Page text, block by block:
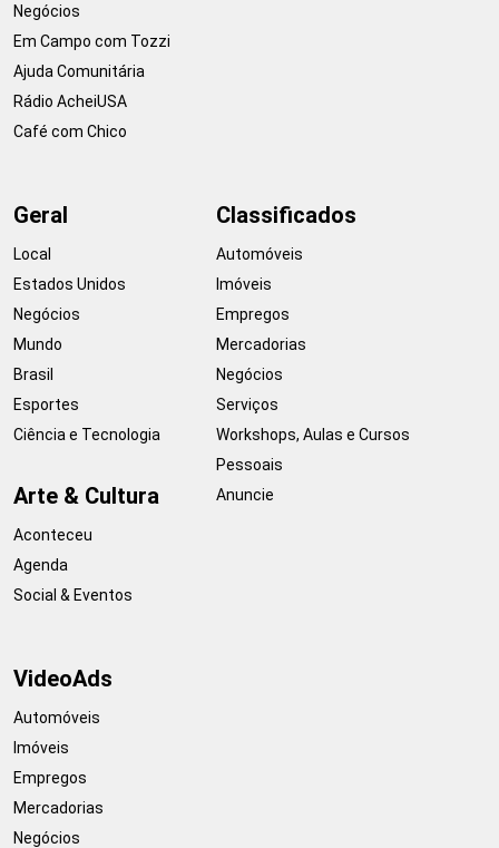
Negócios
Em Campo com Tozzi
Ajuda Comunitária
Rádio AcheiUSA
Café com Chico
Geral
Local
Estados Unidos
Negócios
Mundo
Brasil
Esportes
Ciência e Tecnologia
Arte & Cultura
Aconteceu
Agenda
Social & Eventos
Classificados
Automóveis
Imóveis
Empregos
Mercadorias
Negócios
Serviços
Workshops, Aulas e Cursos
Pessoais
Anuncie
VideoAds
Automóveis
Imóveis
Empregos
Mercadorias
Negócios